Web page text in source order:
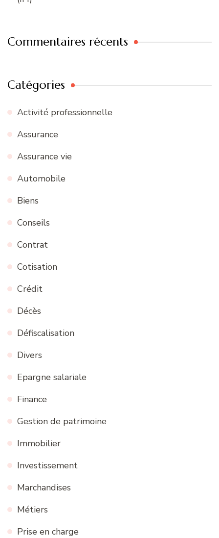
Commentaires récents
Catégories
Activité professionnelle
Assurance
Assurance vie
Automobile
Biens
Conseils
Contrat
Cotisation
Crédit
Décès
Défiscalisation
Divers
Epargne salariale
Finance
Gestion de patrimoine
Immobilier
Investissement
Marchandises
Métiers
Prise en charge